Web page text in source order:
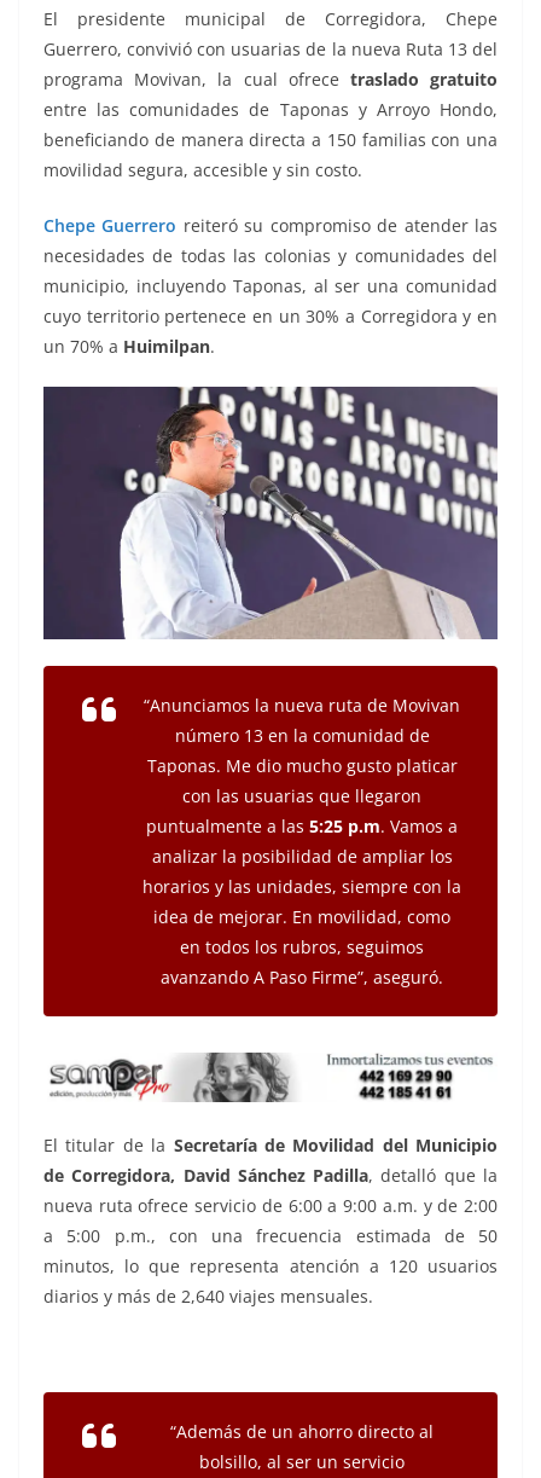
El presidente municipal de Corregidora, Chepe
Guerrero, convivió con usuarias de la nueva Ruta 13 del
programa Movivan, la cual ofrece traslado gratuito
entre las comunidades de Taponas y Arroyo Hondo,
beneficiando de manera directa a 150 familias con una
movilidad segura, accesible y sin costo.
Chepe Guerrero reiteró su compromiso de atender las
necesidades de todas las colonias y comunidades del
municipio, incluyendo Taponas, al ser una comunidad
cuyo territorio pertenece en un 30% a Corregidora y en
un 70% a Huimilpan.
“Anunciamos la nueva ruta de Movivan
número 13 en la comunidad de
Taponas. Me dio mucho gusto platicar
con las usuarias que llegaron
puntualmente a las 5:25 p.m. Vamos a
analizar la posibilidad de ampliar los
horarios y las unidades, siempre con la
idea de mejorar. En movilidad, como
en todos los rubros, seguimos
avanzando A Paso Firme”, aseguró.
El titular de la Secretaría de Movilidad del Municipio
de Corregidora, David Sánchez Padilla, detalló que la
nueva ruta ofrece servicio de 6:00 a 9:00 a.m. y de 2:00
a 5:00 p.m., con una frecuencia estimada de 50
minutos, lo que representa atención a 120 usuarios
diarios y más de 2,640 viajes mensuales.
“Además de un ahorro directo al
bolsillo, al ser un servicio